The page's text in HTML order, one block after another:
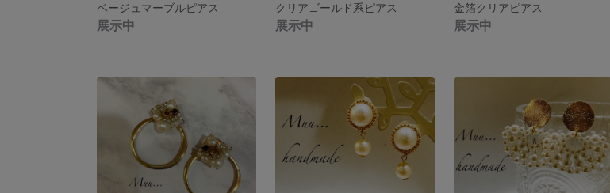
ベージュマーブルピアス
展示中
クリアゴールド系ピアス
展示中
金箔クリアピアス
展示中